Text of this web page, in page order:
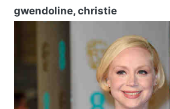
gwendoline, christie